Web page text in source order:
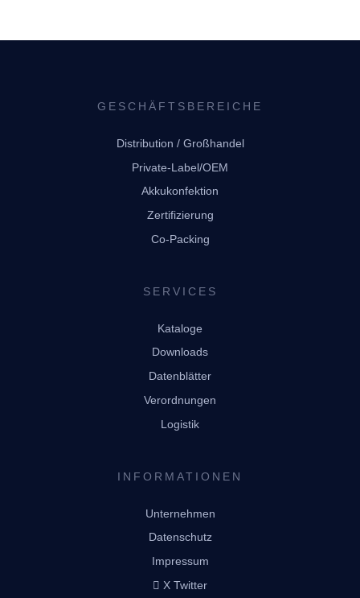
GESCHÄFTSBEREICHE
Distribution / Großhandel
Private-Label/OEM
Akkukonfektion
Zertifizierung
Co-Packing
SERVICES
Kataloge
Downloads
Datenblätter
Verordnungen
Logistik
INFORMATIONEN
Unternehmen
Datenschutz
Impressum
X Twitter